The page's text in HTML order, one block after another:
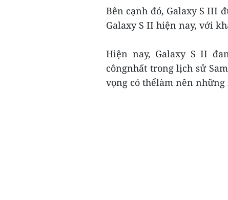
Bên cạnh đó, Galaxy S III
Galaxy S II hiện nay, với
Hiện nay, Galaxy S II
côngnhất trong lịch sử
vọng có thểlàm nên